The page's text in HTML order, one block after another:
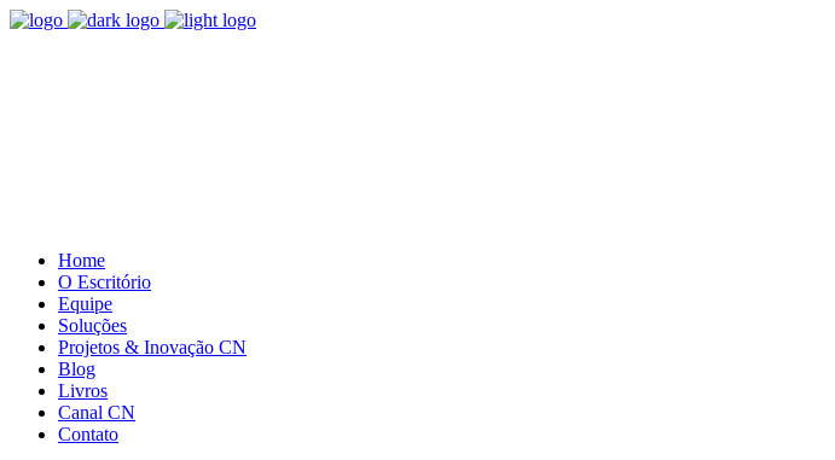
Home
O Escritório
Equipe
Soluções
Projetos & Inovação CN
Blog
Livros
Canal CN
Contato